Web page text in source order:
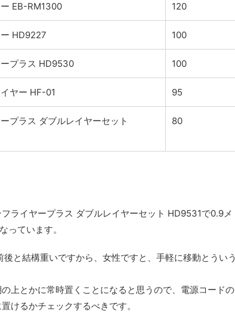
EB-RM1300 120
HD9227 100
プラス HD9530 100
ヤー HF-01 95
プラス ダブルレイヤーセット
80
ライヤープラス ダブルレイヤーセット HD9531で0.9メ
っています。
と結構重いですから、女性ですと、手軽に移動とういう
上とかに常時置くことになると思うので、電源コードの
けるかチェックするべきです。